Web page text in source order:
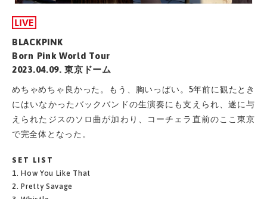
BLACKPINK
Born Pink World Tour
2023.04.09. 東京ドーム
めちゃめちゃ良かった。もう、胸いっぱい。5年前に観たとき
にはいなかったバックバンドの生演奏にも支えられ、遂に与
えられたジスのソロ曲が加わり、コーチェラ直前のここ東京
で完全体となった。
SET LIST
1. How You Like That
2. Pretty Savage